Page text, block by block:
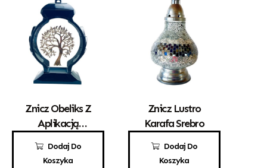
Dodaj Do
Koszyka
Znicz Obeliks Z
Aplikacją
100,00zł
Dodaj Do
Koszyka
Znicz Lustro
Karafa Srebro
95,00 zł